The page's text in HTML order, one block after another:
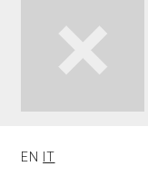
EN IT